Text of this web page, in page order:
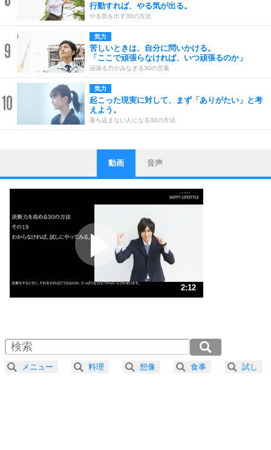
行動すれば、やる気が出る。
やる気を出す30の方法
9
気力
苦しいときは、自分に問いかける。
「ここで頑張らなければ、いつ頑張るのか」
頑張る力がみなぎる30の言葉
10
気力
起こった現実に対して、まず「ありがたい」と考
えよう。
落ち込まない人になる30の方法
1
ストレス対策
他人と比べない。
いっそのこと、他人を見ない。
いらいらしない人になる30の方法
ポジティブになれない原因は、行動しないから。
ポジティブ思考になる30の方法
人生、なんとかなるもの。
気楽に生きる30の方法
4 器の大きい人は、怒りを優しさで表現する。
動画 音声
2:12
2.0倍速 （260KB 1分6秒）
2.5倍速 （208KB 53秒）
3.0倍速 （174KB 44秒）
メニュー 料理 想像 食事 試し